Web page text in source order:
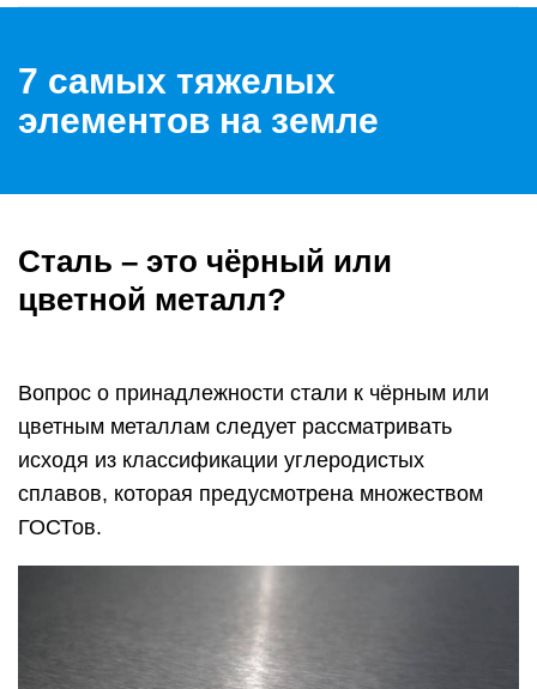
7 самых тяжелых
элементов на земле
Сталь – это чёрный или
цветной металл?
Вопрос о принадлежности стали к чёрным или
цветным металлам следует рассматривать
исходя из классификации углеродистых
сплавов, которая предусмотрена множеством
ГОСТов.